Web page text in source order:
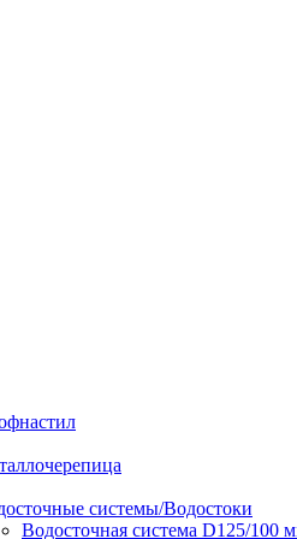
системы/Водостоки
Водосточная система D125/100